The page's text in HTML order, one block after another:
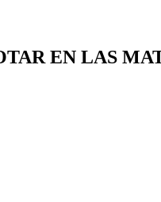
EN LAS